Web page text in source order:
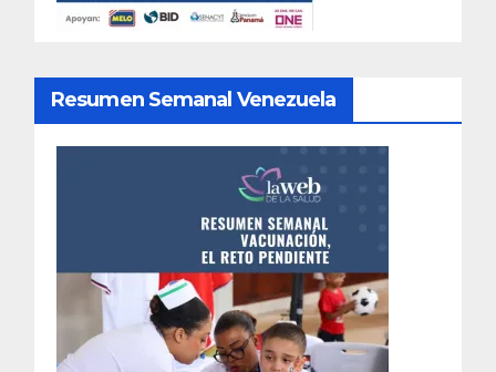
Resumen Semanal Venezuela